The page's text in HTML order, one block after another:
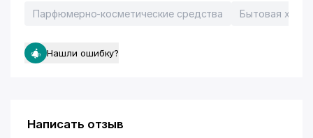
Парфюмерно-косметические средства Бытовая
Нашли ошибку?
Написать отзыв